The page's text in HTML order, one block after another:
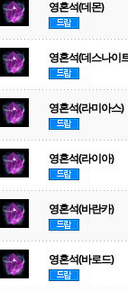
영혼석(데몬)
영혼석(데스나이
영혼석(라미아스)
영혼석(라이아)
영혼석(바란카)
영혼석(바로드)